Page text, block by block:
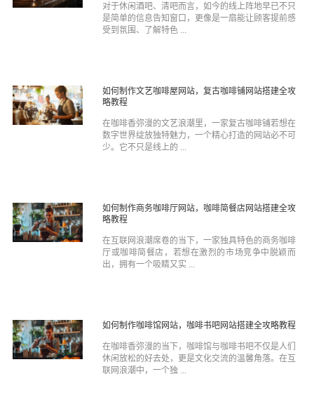
对于休闲酒吧、清吧而言，如今的线上阵地早已不只
是简单的信息告知窗口，更像是一扇能让顾客提前感
受到氛围、了解特色 ...
如何制作文艺咖啡屋网站，复古咖啡铺网站搭建全攻
略教程
在咖啡香弥漫的文艺浪潮里，一家复古咖啡铺若想在
数字世界绽放独特魅力，一个精心打造的网站必不可
少。它不只是线上的 ...
如何制作商务咖啡厅网站，咖啡简餐店网站搭建全攻
略教程
在互联网浪潮席卷的当下，一家独具特色的商务咖啡
厅或咖啡简餐店，若想在激烈的市场竞争中脱颖而
出，拥有一个吸睛又实 ...
如何制作咖啡馆网站，咖啡书吧网站搭建全攻略教程
在咖啡香弥漫的当下，咖啡馆与咖啡书吧不仅是人们
休闲放松的好去处，更是文化交流的温馨角落。在互
联网浪潮中，一个独 ...